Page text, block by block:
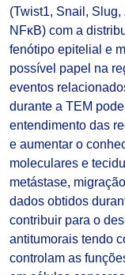
(Twist1, Snail,
NFκB) com a
fenótipo epitelial e
possível papel na
eventos
durante a TEM
entendimento das
e aumentar o
moleculares e
metástase,
dados obtidos
contribuir para o
antitumorais tendo
controlam as